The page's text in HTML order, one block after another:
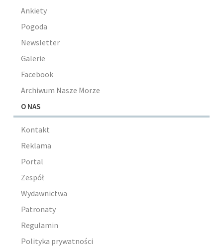
Ankiety
Pogoda
Newsletter
Galerie
Facebook
Archiwum Nasze Morze
O NAS
Kontakt
Reklama
Portal
Zespół
Wydawnictwa
Patronaty
Regulamin
Polityka prywatności